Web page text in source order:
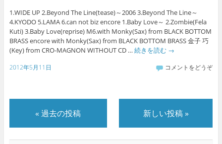
1.WIDE UP 2.Beyond The Line(tease)～2006 3.Beyond The Line～
4.KYODO 5.LAMA 6.can not biz encore 1.Baby Love～ 2.Zombie(Fela
Kuti) 3.Baby Love(reprise) M6.with Monky(Sax) from BLACK BOTTOM
BRASS encore with Monky(Sax) from BLACK BOTTOM BRASS 金子 巧
(Key) from CRO-MAGNON WITHOUT CD … 続きを読む →
2012年5月11日 コメントをどうぞ
« 過去の投稿 新しい投稿»